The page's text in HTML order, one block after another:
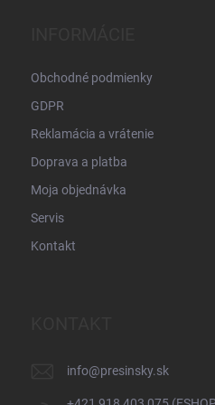
Obchodné podmienky
GDPR
Reklamácia a vrátenie
Doprava a platba
Moja objednávka
Servis
Kontakt
info@presinsky.sk